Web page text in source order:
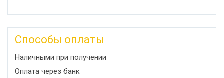
Способы оплаты
Наличными при получении
Оплата через банк